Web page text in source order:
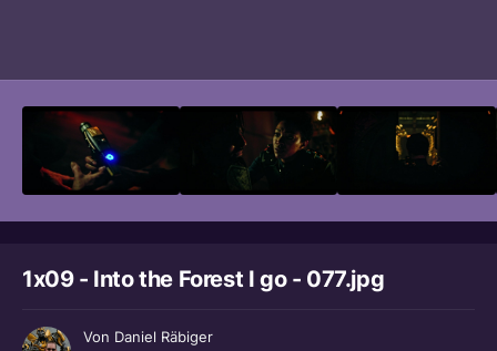
1x09 - Into the Forest I go - 077.jpg
Von Daniel Räbiger